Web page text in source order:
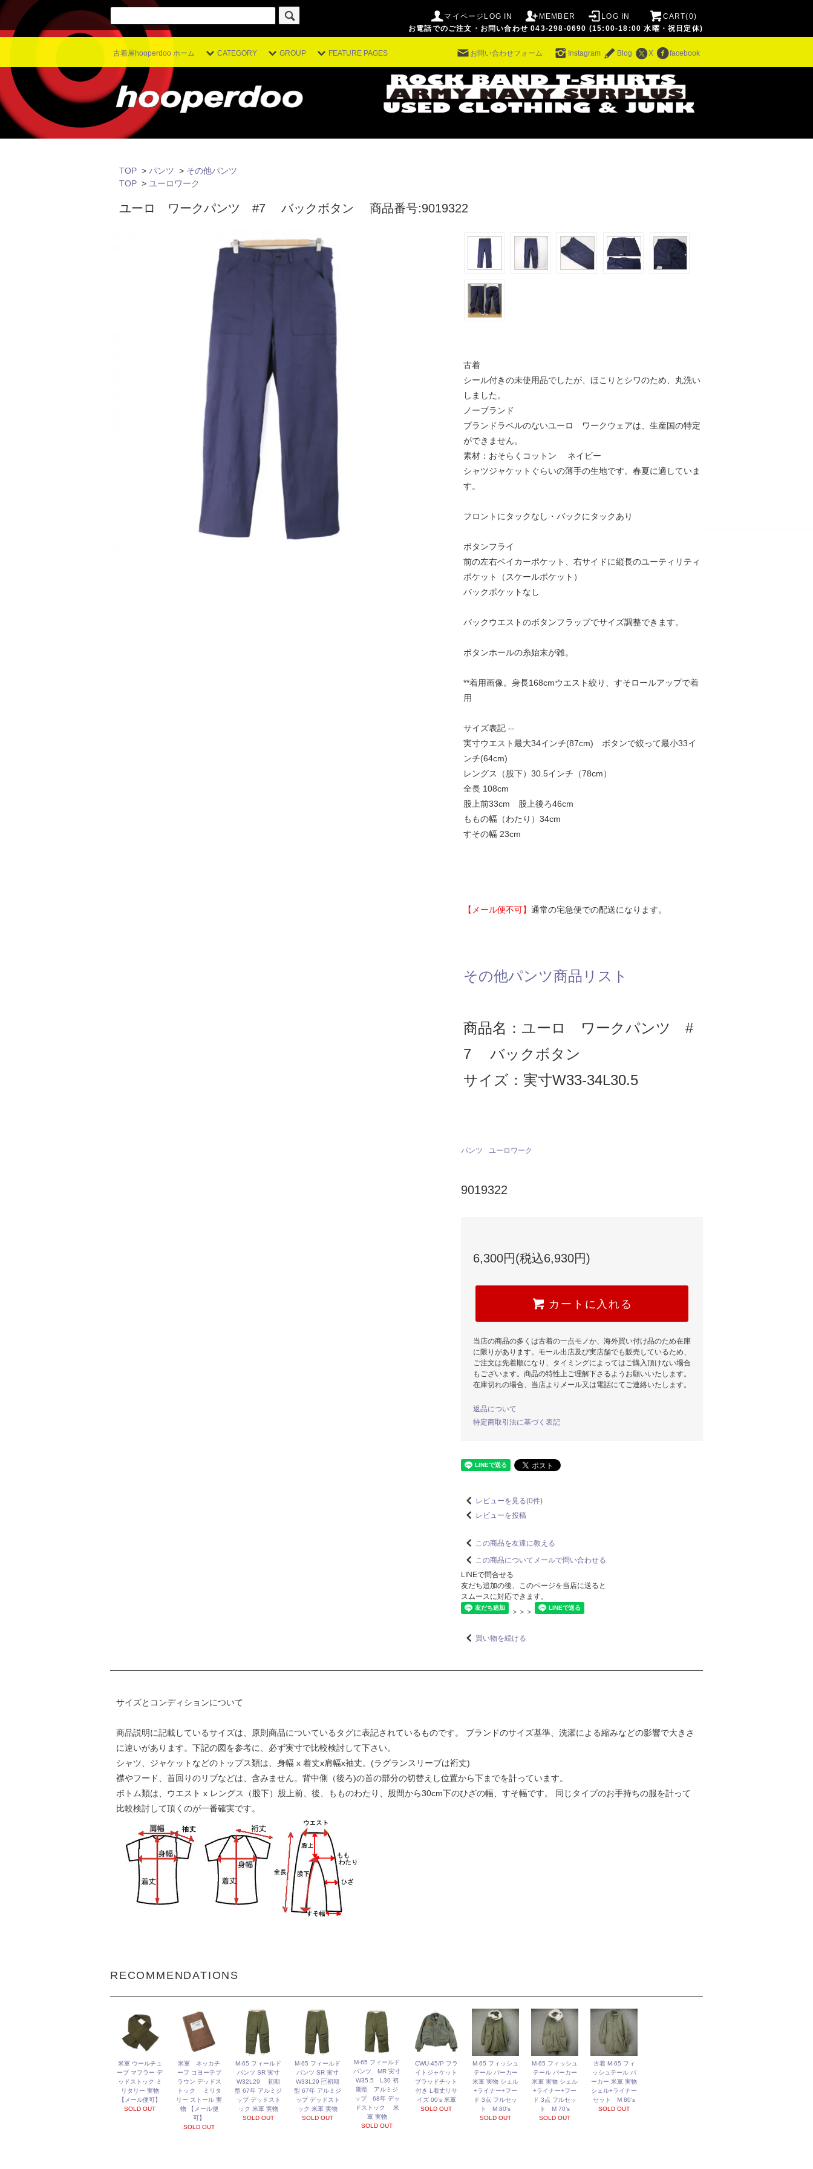
マイページLOG IN MEMBER LOG IN
CART(0)
お電話でのご注文・お問い合わせ 043-298-0690 (15:00-18:00 水曜・祝日定休)
古着屋hooperdoo ホーム CATEGORY GROUP FEATURE PAGES お問い合わせフォーム Instagram Blog X facebook
TOP > パンツ > その他パンツ
TOP > ユーロワーク
ユーロ ワークパンツ #7 バックボタン 商品番号:9019322
古着
シール付きの未使用品でしたが、ほこりとシワのため、丸洗い
しました。
ノーブランド
ブランドラベルのないユーロ ワークウェアは、生産国の特定
ができません。
素材：おそらくコットン ネイビー
シャツジャケットぐらいの薄手の生地です。春夏に適していま
す。
フロントにタックなし・バックにタックあり
ボタンフライ
前の左右ベイカーポケット、右サイドに縦長のユーティリティ
ポケット（スケールポケット）
バックポケットなし
バックウエストのボタンフラップでサイズ調整できます。
ボタンホールの糸始末が雑。
**着用画像。身長168cmウエスト絞り、すそロールアップで着
用
サイズ表記 --
実寸ウエスト最大34インチ(87cm) ボタンで絞って最小33イ
ンチ(64cm)
レングス（股下）30.5インチ（78cm）
全長 108cm
股上前33cm 股上後ろ46cm
ももの幅（わたり）34cm
すその幅 23cm
【メール便不可】 通常の宅急便での配送になります。
その他パンツ商品リスト
商品名：ユーロ ワークパンツ #
7 バックボタン
サイズ：実寸W33-34L30.5
パンツ ユーロワーク
9019322
6,300円(税込6,930円)
カートに入れる
当店の商品の多くは古着の一点モノか、海外買い付け品のため在庫
に限りがあります。モール出店及び実店舗でも販売しているため、
ご注文は先着順になり、タイミングによってはご購入頂けない場合
もございます。商品の特性上ご理解下さるようお願いいたします。
在庫切れの場合、当店よりメール又は電話にてご連絡いたします。
返品について
特定商取引法に基づく表記
レビューを見る(0件)
レビューを投稿
この商品を友達に教える
この商品についてメールで問い合わせる
LINEで問合せる
友だち追加の後、このページを当店に送ると
スムースに対応できます。
＞＞＞
買い物を続ける
サイズとコンディションについて
商品説明に記載しているサイズは、原則商品についているタグに表記されているものです。 ブランドのサイズ基準、洗濯による縮みなどの影響で大きさ
に違いがあります。下記の図を参考に、必ず実寸で比較検討して下さい。
シャツ、ジャケットなどのトップス類は、身幅 x 着丈x肩幅x袖丈。(ラグランスリーブは裄丈)
襟やフード、首回りのリブなどは、含みません。背中側（後ろ)の首の部分の切替えし位置から下までを計っています。
ボトム類は、ウエスト x レングス（股下）股上前、後、もものわたり、股間から30cm下のひざの幅、すそ幅です。 同じタイプのお手持ちの服を計って
比較検討して頂くのが一番確実です。
RECOMMENDATIONS
米軍 ウールチュ
ーブ マフラー デ
ッドストック ミ
リタリー 実物
【メール便可】
SOLD OUT
米軍 ネッカチ
ーフ コヨーテブ
ラウン デッドス
トック ミリタ
リー ストール 実
物 【メール便
可】
SOLD OUT
M-65 フィールド
パンツ SR 実寸
W32L29 初期
型 67年 アルミジ
ップ デッドスト
ック 米軍 実物
SOLD OUT
M-65 フィールド
パンツ SR 実寸
W33L29 初期
型 67年 アルミジ
ップ デッドスト
ック 米軍 実物
SOLD OUT
M-65 フィールド
パンツ MR 実寸
W35.5 L30 初
期型 アルミジ
ップ 68年 デッ
ドストック 米
軍 実物
SOLD OUT
CWU-45/P フラ
イトジャケット
ブラッドチット
付き L着丈リサ
イズ 00’s 米軍
SOLD OUT
M-65 フィッシュ
テール パーカー
米軍 実物 シェル
+ライナー+フー
ド 3点 フルセッ
ト M 80's
SOLD OUT
M-65 フィッシュ
テール パーカー
米軍 実物 シェル
+ライナー+フー
ド 3点 フルセッ
ト M 70’s
SOLD OUT
古着 M-65 フィ
ッシュテール パ
ーカー 米軍 実物
シェル+ライナー
セット M 80’s
SOLD OUT